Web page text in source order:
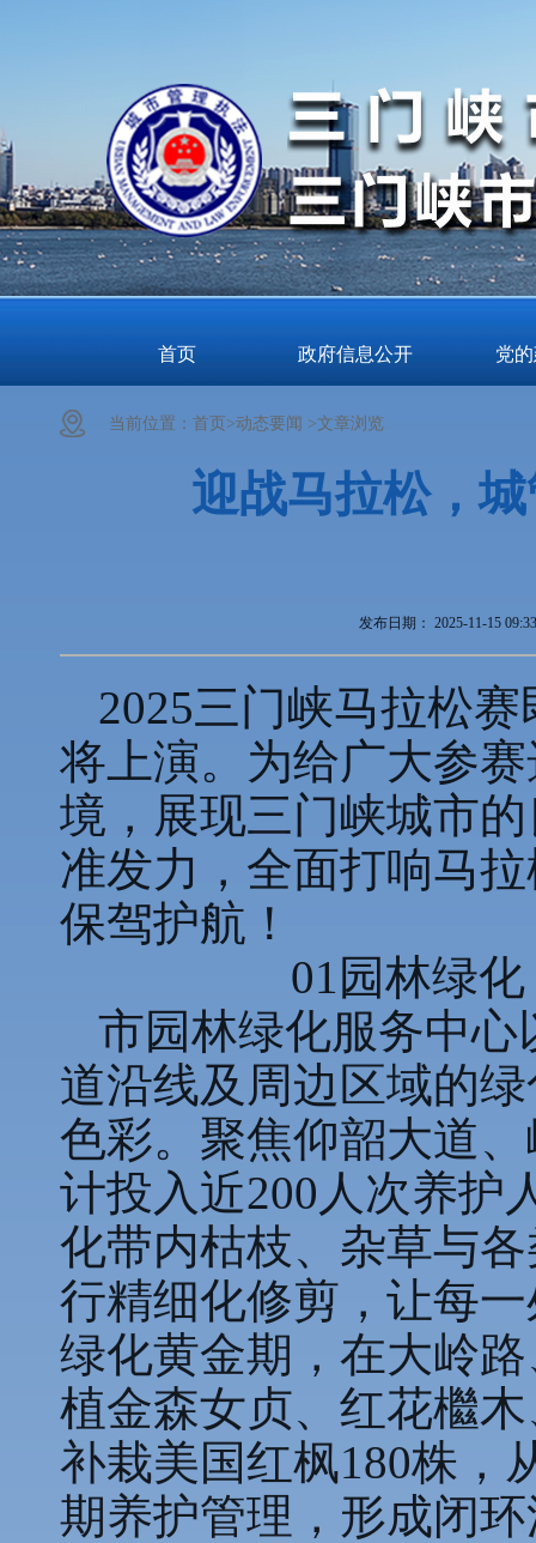
首页 政府信息公开 党
当前位置： 首页>动态要闻 >文章浏览
迎战马拉松，
发布日期： 2025-11-15 09:33
2025三门峡马拉松
将上演。为给广大参
境，展现三门峡城市
准发力，全面打响马
保驾护航！
01园林绿
市园林绿化服务中心
道沿线及周边区域的
色彩。聚焦仰韶大道
计投入近200人次养护
化带内枯枝、杂草与
行精细化修剪，让每
绿化黄金期，在大岭
植金森女贞、红花檵
补栽美国红枫180株，
期养护管理，形成闭